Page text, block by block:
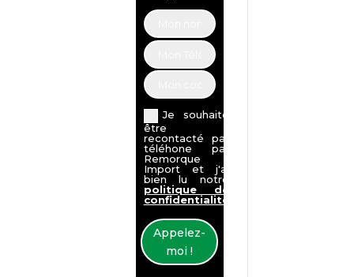
Je souhaite
être
recontacté par
téléhone par
Remorque
Import et j'ai
bien lu notre
politique de
confidentialité
Appelez-
moi !